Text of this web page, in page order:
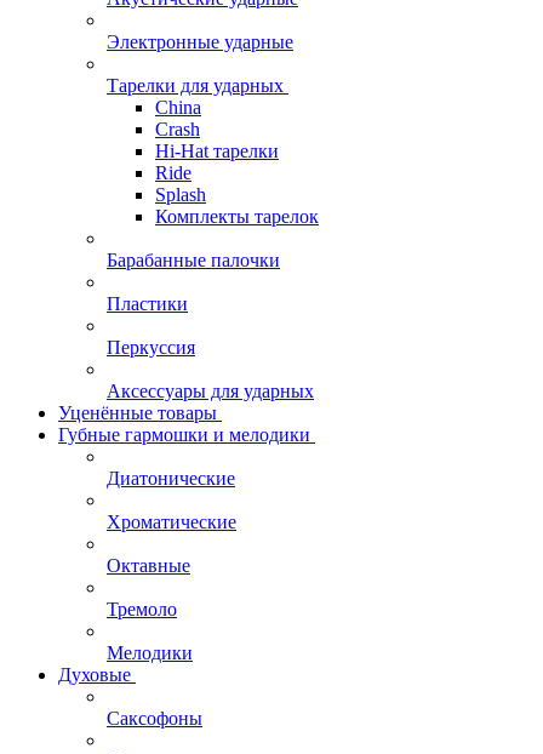
Электронные ударные
Тарелки для ударных
China
Crash
Hi-Hat тарелки
Ride
Splash
Комплекты тарелок
Барабанные палочки
Пластики
Перкуссия
Аксессуары для ударных
Уценённые товары
Губные гармошки и мелодики
Диатонические
Хроматические
Октавные
Тремоло
Мелодики
Духовые
Саксофоны